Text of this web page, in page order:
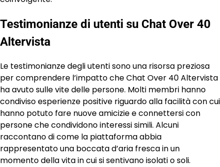
Testimonianze di utenti su Chat Over 40
Altervista
Le testimonianze degli utenti sono una risorsa preziosa
per comprendere l’impatto che Chat Over 40 Altervista
ha avuto sulle vite delle persone. Molti membri hanno
condiviso esperienze positive riguardo alla facilità con cui
hanno potuto fare nuove amicizie e connettersi con
persone che condividono interessi simili. Alcuni
raccontano di come la piattaforma abbia
rappresentato una boccata d’aria fresca in un
momento della vita in cui si sentivano isolati o soli.